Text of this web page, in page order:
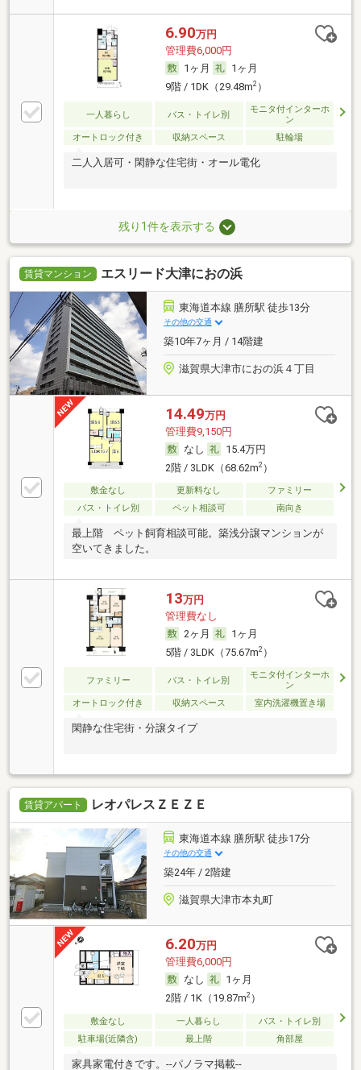
6.90万円
管理費6,000円
1ヶ月
1ヶ月
9階 / 1DK（29.48m2）
一人暮らし バス・トイレ別
モニタ付インターホ
ン
オートロック付き
収納スペース 駐輪場
二人入居可・閑静な住宅街・オール電化
残り1件を表示する
賃貸マンション エスリード大津におの浜
東海道本線 膳所駅 徒歩13分
その他の交通
築10年7ヶ月 / 14階建
滋賀県大津市におの浜４丁目
14.49万円
管理費9,150円
なし
15.4万円
2階 / 3LDK（68.62m2）
敷金なし 更新料なし
ファミリー
バス・トイレ別
ペット相談可 南向き
最上階 ペット飼育相談可能。築浅分譲マンションが
空いてきました。
13万円
管理費なし
2ヶ月
1ヶ月
5階 / 3LDK（75.67m2）
ファミリー バス・トイレ別
モニタ付インターホ
ン
オートロック付き
収納スペース 室内洗濯機置き場
閑静な住宅街・分譲タイプ
賃貸アパート レオパレスＺＥＺＥ
東海道本線 膳所駅 徒歩17分
その他の交通
築24年 / 2階建
滋賀県大津市本丸町
6.20万円
管理費6,000円
なし
1ヶ月
2階 / 1K（19.87m2）
敷金なし 一人暮らし
バス・トイレ別
駐車場(近隣含)
最上階 角部屋
家具家電付きです。--パノラマ掲載--